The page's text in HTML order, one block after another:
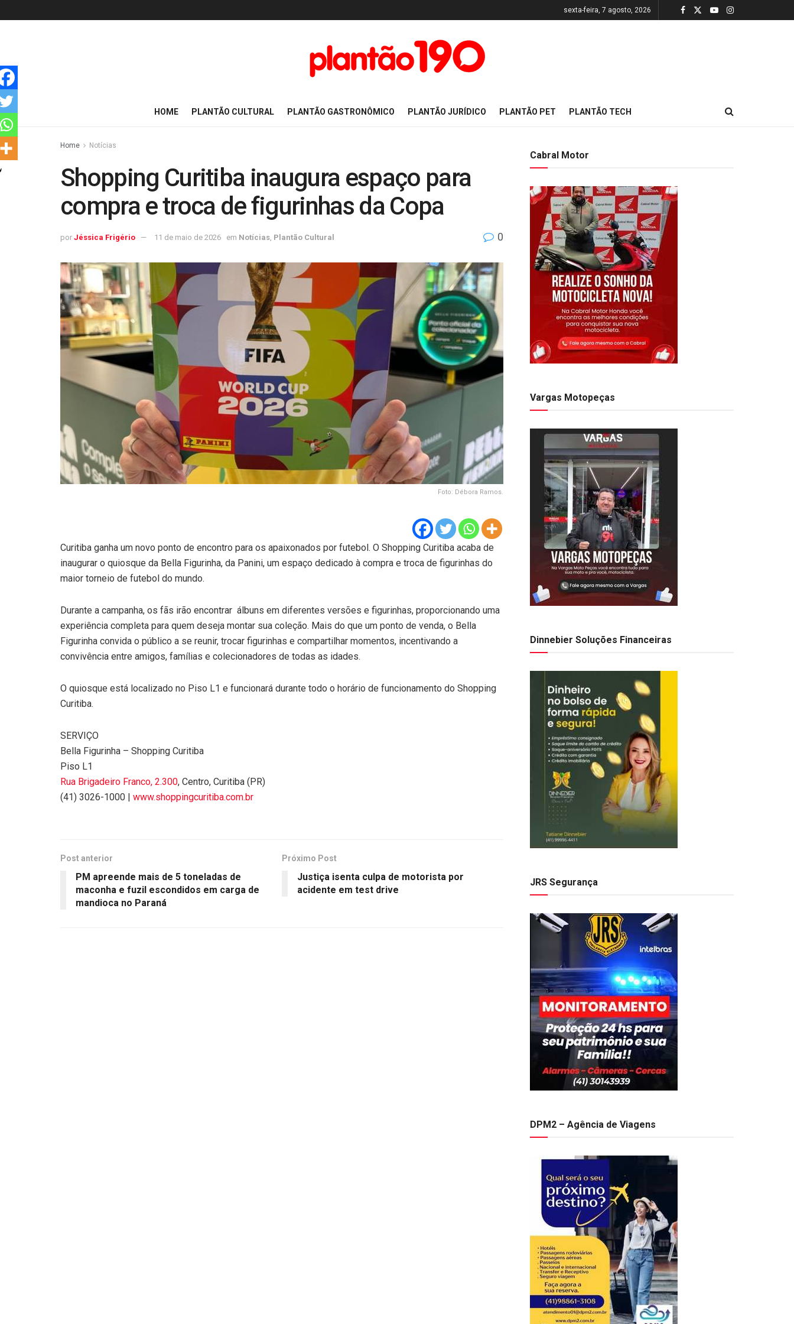
sexta-feira, 7 agosto, 2026
HOME PLANTÃO CULTURAL PLANTÃO GASTRONÔMICO PLANTÃO JURÍDICO PLANTÃO PET PLANTÃO TECH
Home Notícias
Shopping Curitiba inaugura espaço para
compra e troca de figurinhas da Copa
por Jéssica Frigério 11 de maio de 2026 em Notícias Plantão Cultural 0
Foto: Débora Ramos.
Curitiba ganha um novo ponto de encontro para os apaixonados por futebol. O Shopping Curitiba acaba de
inaugurar o quiosque da Bella Figurinha, da Panini, um espaço dedicado à compra e troca de figurinhas do
maior torneio de futebol do mundo.
Durante a campanha, os fãs irão encontrar álbuns em diferentes versões e figurinhas, proporcionando uma
experiência completa para quem deseja montar sua coleção. Mais do que um ponto de venda, o Bella
Figurinha convida o público a se reunir, trocar figurinhas e compartilhar momentos, incentivando a
convivência entre amigos, famílias e colecionadores de todas as idades.
O quiosque está localizado no Piso L1 e funcionará durante todo o horário de funcionamento do Shopping
Curitiba.
SERVIÇO
Bella Figurinha – Shopping Curitiba
Piso L1
Rua Brigadeiro Franco, 2.300, Centro, Curitiba (PR)
(41) 3026-1000 | www.shoppingcuritiba.com.br
Post anterior
PM apreende mais de 5 toneladas de
maconha e fuzil escondidos em carga de
mandioca no Paraná
Próximo Post
Justiça isenta culpa de motorista por
acidente em test drive
Cabral Motor
Vargas Motopeças
Dinnebier Soluções Financeiras
JRS Segurança
DPM2 – Agência de Viagens